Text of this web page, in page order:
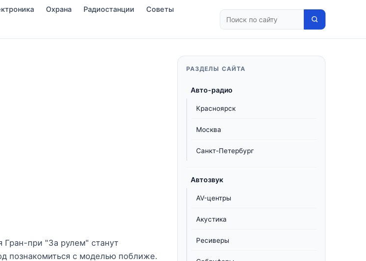
Охрана Радиостанции Советы
Гран-при "За рулем" станут
познакомиться с моделью поближе.
РАЗДЕЛЫ САЙТА
Авто-радио
Красноярск
Москва
Санкт-Петербург
Автозвук
AV-центры
Акустика
Ресиверы